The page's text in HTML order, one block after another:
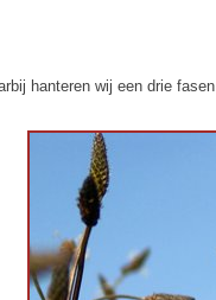
hanteren wij een drie fasen